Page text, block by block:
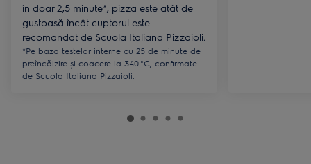
în doar 2,5 minute*, pizza este atât de
gustoasă încât cuptorul este
recomandat de Scuola Italiana Pizzaioli.
*Pe baza testelor interne cu 25 de minute de
preîncălzire și coacere la 340 °C, confirmate
de Scuola Italiana Pizzaioli.